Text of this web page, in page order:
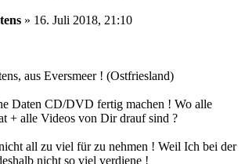
» 16. Juli 2018, 21:10
aus Eversmeer ! (Ostfriesland)
Daten CD/DVD fertig machen ! Wo alle
+ alle Videos von Dir drauf sind ?
all zu viel für zu nehmen ! Weil Ich bei der
nicht so viel verdiene !